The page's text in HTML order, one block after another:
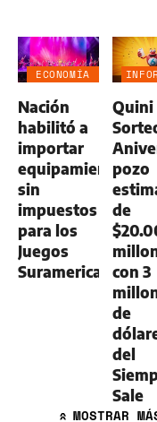
ECONOMÍA
AGRO
Nación
habilitó a
importar
equipamiento
sin
impuestos
para los
Juegos
Suramericanos
Quini
pozo
de
con 3
de
del
Sale
» MOSTRAR